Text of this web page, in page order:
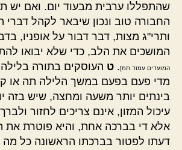
שהתפללו ערבית מבעוד יום. ואם יש
החבורה טוב ונכון שיבאר לקהל
ותרי"ג מצות, דבר דבור על אופניו,
המושכים את הלב, כדי שלא יבואו
המועדים עמוד תמ]. ט העוסקים בתורה
מדי פעם בפעם במשך הלילה תה או
בינתים יותר משעה ומחצה, שיש בזה
עיכול המזון, אינם צריכים לחזור
אלא די בברכה אחת, והיא פוטרת את
דעתו לפטור בברכתו הראשונה כל מה